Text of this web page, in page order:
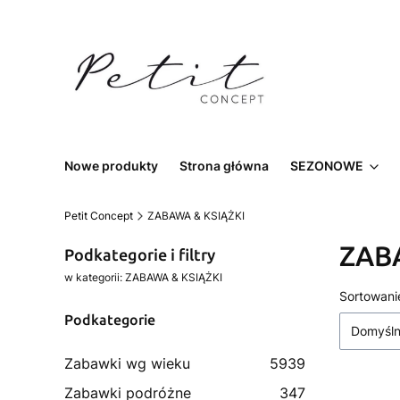
Nowe produkty Strona główna SEZONOWE
Petit Concept ZABAWA & KSIĄŻKI
Podkategorie i filtry
w kategorii: ZABAWA & KSIĄŻKI
Podkategorie
Zabawki wg wieku
5939
Zabawki podróżne
347
Lista